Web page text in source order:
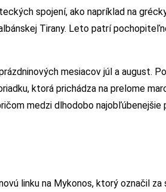
spojení, ako napríklad na
Tirany. Leto patrí
mesiacov júl a august.
ktorá prichádza na prelome
medzi dlhodobo
linku na Mykonos, ktorý označil